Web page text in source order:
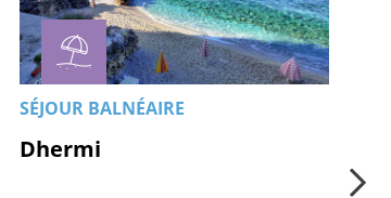
SÉJOUR BALNÉAIRE
Dhermi